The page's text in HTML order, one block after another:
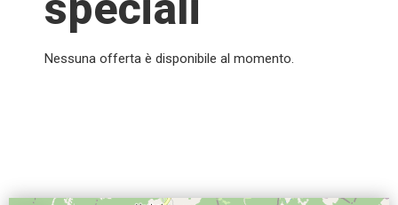
Nessuna offerta è disponibile al momento.